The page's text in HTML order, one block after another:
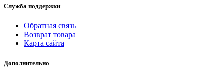
Служба поддержки
Обратная связь
Возврат товара
Карта сайта
Дополнительно